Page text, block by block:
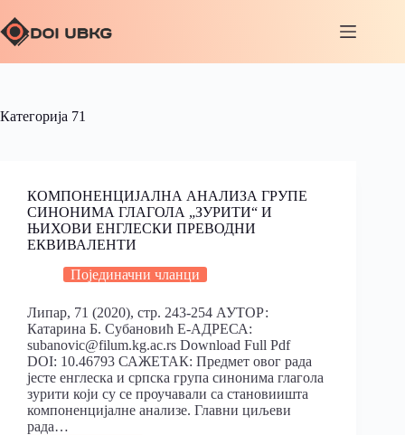
Категорија 71
КОМПОНЕНЦИЈАЛНА АНАЛИЗА ГРУПЕ
СИНОНИМА ГЛАГОЛА „ЗУРИТИ“ И
ЊИХОВИ ЕНГЛЕСКИ ПРЕВОДНИ
ЕКВИВАЛЕНТИ
Појединачни чланци
Липар, 71 (2020), стр. 243-254 АУТОР:
Катарина Б. Субановић Е-АДРЕСА:
subanovic@filum.kg.ac.rs Download Full Pdf
DOI: 10.46793 САЖЕТАК: Предмет овог рада
јесте енглеска и српска група синонима глагола
зурити који су се проучавали са становиишта
компоненцијалне анализе. Главни циљеви
рада…